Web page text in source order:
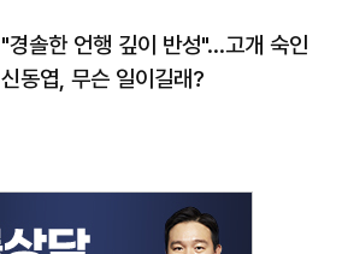
"경솔한 언행 깊이 반성"…고개 숙인
신동엽, 무슨 일이길래?